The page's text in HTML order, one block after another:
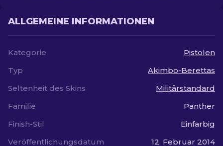
ALLGEMEINE INFORMATIONEN
Kategorie
Pistolen
Typ
Akimbo-Berettas
Seltenheit des Skins
Militärstandard
Familie
Panther
Finish-Stil
Einfarbig
Veröffentlichungsdatum
12. Februar 2014